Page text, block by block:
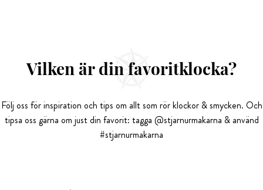
Vilken är din favoritklocka?
Följ oss för inspiration och tips om allt som rör klockor & smycken. Och
tipsa oss gärna om just din favorit: tagga @stjarnurmakarna & använd
#stjarnurmakarna